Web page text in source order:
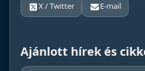
X / Twitter
E-mail
Ajánlott hírek és